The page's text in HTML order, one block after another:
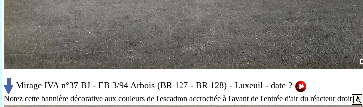
Mirage IVA n°37 BJ - EB 3/94 Arbois (BR 127 - BR 128) - Luxeuil - date ?
Notez cette bannière décorative aux couleurs de l'escadron accrochée à l'avant de l'entrée d'air du réacteur droit